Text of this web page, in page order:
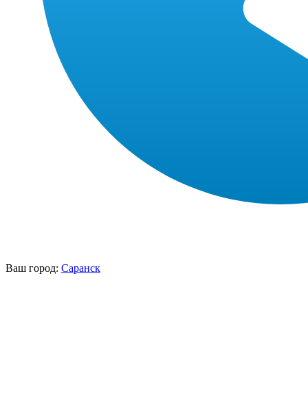
Ваш город: Саранск